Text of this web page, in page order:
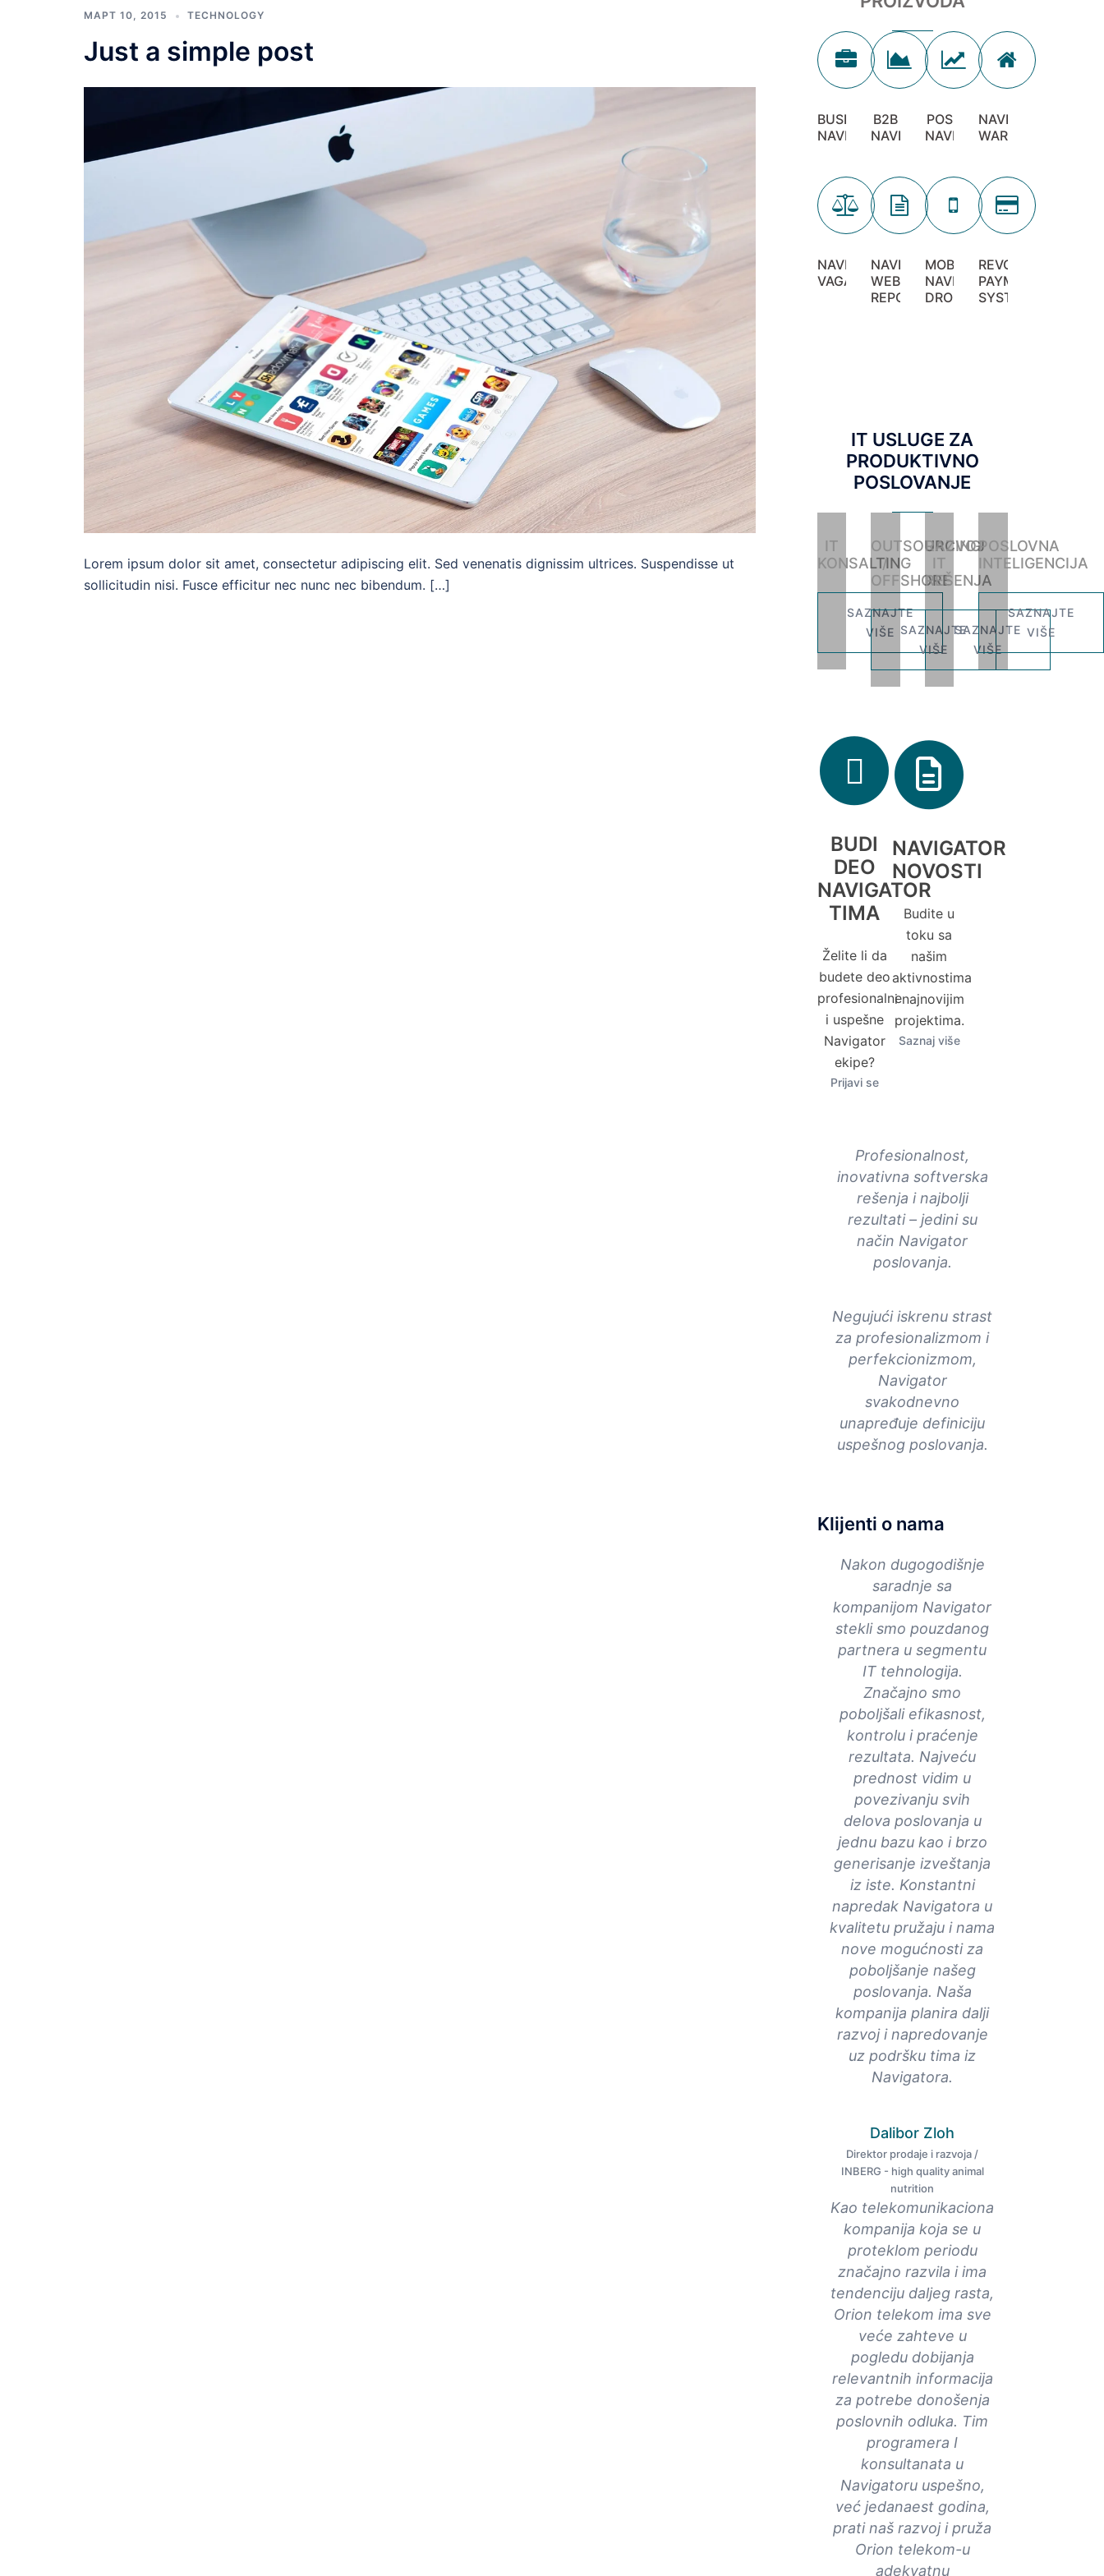
МАРТ 10, 2015 TECHNOLOGY
Just a simple post
Lorem ipsum dolor sit amet, consectetur adipiscing elit. Sed venenatis dignissim ultrices. Suspendisse ut
sollicitudin nisi. Fusce efficitur nec nunc nec bibendum. […]
BUSINESS
NAVIGATOR
B2B
NAVIGATOR
POS
NAVIGATOR
NAVIGATOR
WAREHOUSE
NAVIGATOR
VAGA
NAVIGATOR
WEB
REPORTER
MOBILE
NAVIGATOR
DROID
REVOLUTION
PAYMENT
SYSTEM
IT USLUGE ZA
PRODUKTIVNO
POSLOVANJE
IT
KONSALTING
SAZNAJTE
VIŠE
OUTSOURCING
/
OFFSHORE
SAZNAJTE
VIŠE
RAZVOJ
IT
REŠENJA
SAZNAJTE
VIŠE
POSLOVNA
INTELIGENCIJA
SAZNAJTE
VIŠE
BUDI
DEO
NAVIGATOR
TIMA
Želite li da
budete deo
profesionalne
i uspešne
Navigator
ekipe?
Prijavi se
NAVIGATOR
NOVOSTI
Budite u
toku sa
našim
aktivnostima
i najnovijim
projektima.
Saznaj više
Profesionalnost,
inovativna softverska
rešenja i najbolji
rezultati – jedini su
način Navigator
poslovanja.
Negujući iskrenu strast
za profesionalizmom i
perfekcionizmom,
Navigator
svakodnevno
unapređuje definiciju
uspešnog poslovanja.
Klijenti o nama
Nakon dugogodišnje
saradnje sa
kompanijom Navigator
stekli smo pouzdanog
partnera u segmentu
IT tehnologija.
Značajno smo
poboljšali efikasnost,
kontrolu i praćenje
rezultata. Najveću
prednost vidim u
povezivanju svih
delova poslovanja u
jednu bazu kao i brzo
generisanje izveštanja
iz iste. Konstantni
napredak Navigatora u
kvalitetu pružaju i nama
nove mogućnosti za
poboljšanje našeg
poslovanja. Naša
kompanija planira dalji
razvoj i napredovanje
uz podršku tima iz
Navigatora.
Dalibor Zloh
Direktor prodaje i razvoja /
INBERG - high quality animal
nutrition
Kao telekomunikaciona
kompanija koja se u
proteklom periodu
značajno razvila i ima
tendenciju daljeg rasta,
Orion telekom ima sve
veće zahteve u
pogledu dobijanja
relevantnih informacija
za potrebe donošenja
poslovnih odluka. Tim
programera I
konsultanata u
Navigatoru uspešno,
već jedanaest godina,
prati naš razvoj i pruža
Orion telekom-u
adekvatnu